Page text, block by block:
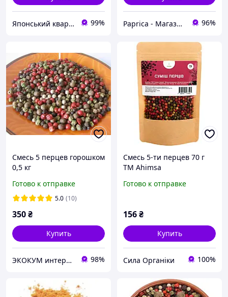
Японський квартал - интернет-магазин товаров для суши 99% Paprica - Магазин Специй 96%
Смесь 5 перцев горошком
0,5 кг
Готово к отправке
5.0 (10)
350₴
Купить
ЭКОКУМ интернет магазин 98%
Смесь 5-ти перцев 70 г
TM Ahimsa
Готово к отправке
156₴
Купить
Сила Органіки 100%